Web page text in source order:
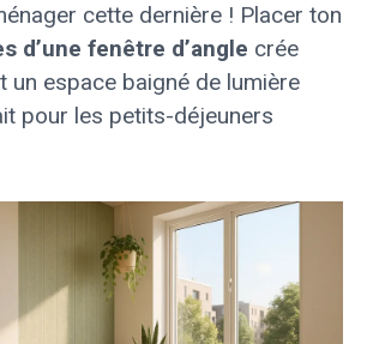
cette dernière ! Placer ton
d’une fenêtre d’angle crée
un espace baigné de lumière
pour les petits-déjeuners